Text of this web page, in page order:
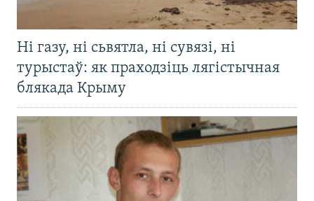
Ні газу, ні сьвятла, ні сувязі, ні
турыстаў: як праходзіць лягістычная
блякада Крыму